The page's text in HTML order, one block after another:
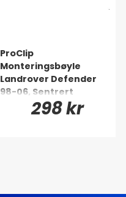
ProClip
Monteringsbøyle
Landrover Defender
98-06, Sentrert
298 kr